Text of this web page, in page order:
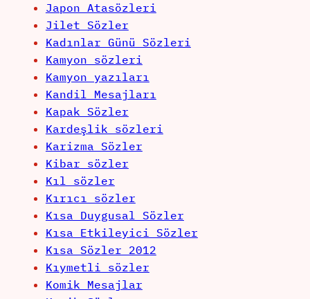
Japon Atasözleri
Jilet Sözler
Kadınlar Günü Sözleri
Kamyon sözleri
Kamyon yazıları
Kandil Mesajları
Kapak Sözler
Kardeşlik sözleri
Karizma Sözler
Kibar sözler
Kıl sözler
Kırıcı sözler
Kısa Duygusal Sözler
Kısa Etkileyici Sözler
Kısa Sözler 2012
Kıymetli sözler
Komik Mesajlar